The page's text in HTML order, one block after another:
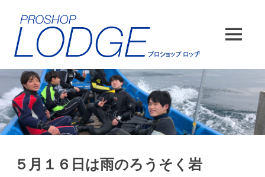
ス
キ
ッ
プ
MENU
５月１６日は雨のろうそく岩